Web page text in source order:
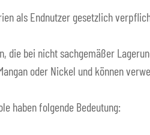
als Endnutzer gesetzlich
die bei nicht sachgemäßer
oder Nickel und können
haben folgende Bedeutung: